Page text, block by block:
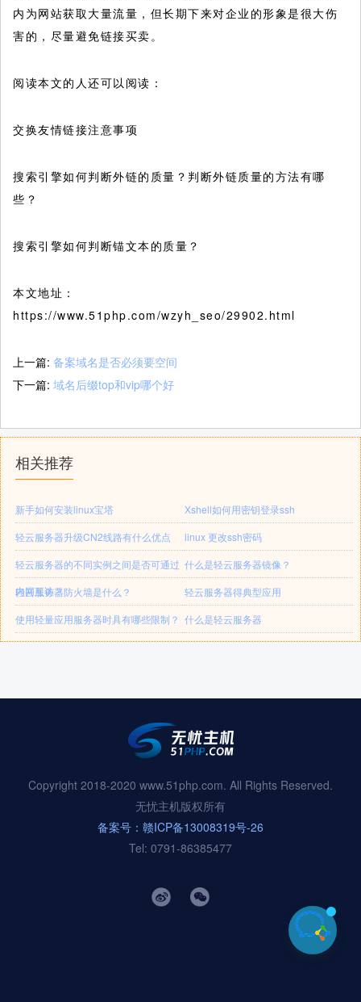
内为网站获取大量流量，但长期下来对企业的形象是很大伤
害的，尽量避免链接买卖。
阅读本文的人还可以阅读：
交换友情链接注意事项
搜索引擎如何判断外链的质量？判断外链质量的方法有哪
些？
搜索引擎如何判断锚文本的质量？
本文地址：
https://www.51php.com/wzyh_seo/29902.html
上一篇: 备案域名是否必须要空间
下一篇: 域名后缀top和vip哪个好
相关推荐
新手如何安装linux宝塔
Xshell如何用密钥登录ssh
轻云服务器升级CN2线路有什么优点
linux 更改ssh密码
轻云服务器的不同实例之间是否可通过
内网互访？
什么是轻云服务器镜像？
轻云服务器防火墙是什么？
轻云服务器得典型应用
使用轻量应用服务器时具有哪些限制？ 什么是轻云服务器
Copyright 2018-2020 www.51php.com. All Rights Reserved.
无忧主机版权所有
备案号：赣ICP备13008319号-26
Tel: 0791-86385477